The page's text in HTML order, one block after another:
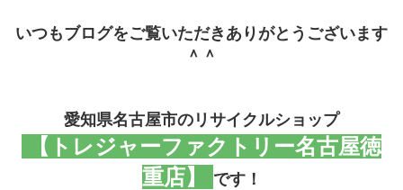
いつもブログをご覧いただきありがとうございます
＾＾
愛知県名古屋市のリサイクルショップ
重店】
です！